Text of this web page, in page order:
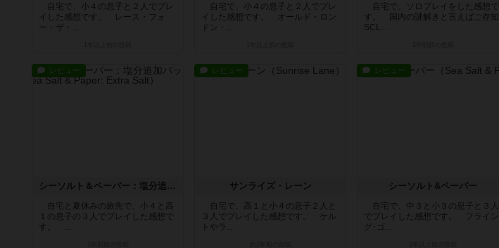
自宅で、小４の息子と２人でプレ
イした感想です。 レース・フォ
ー・ザ・...
自宅で、小４の息子と２人でプレ
イした感想です。 オールド・ロン
ドン・...
自宅で、ソロプレイをした感想で
す。 国内の謎解きと言えばご存知
SCL...
レビュー
シーソルト＆ペーパー：塩分追加パック
自宅と夏休みの旅先で、小４と高
１の息子の３人でプレイした感想で
す。 ...
レビュー
サンライズ・レーン
自宅で、高１と小４の息子２人と
３人でプレイした感想です。 ケル
トやラ...
レビュー
シーソルト&ペーパー
自宅で、中３と小３の息子と３人
でプレイした感想です。 フライン
グ･ゴ...